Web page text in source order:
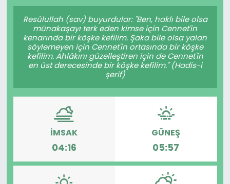
Resûlullah (sav) buyurdular: "Ben, haklı bile olsa
münakaşayı terk eden kimse için Cennet'in
kenarında bir köşke kefilim. Şaka bile olsa yalan
söylemeyen için Cennet'in ortasında bir köşke
kefilim. Ahlâkını güzelleştiren için de Cennet'in
en üst derecesinde bir köşke kefilim." (Hadis-i
şerif)
İMSAK
04:16
GÜNEŞ
05:57
Gündem
KKTC
KKTC YEREL SEÇİM 2018
Kültür Sanat
Magazin
Moda
Nöbetçi Eczaneler